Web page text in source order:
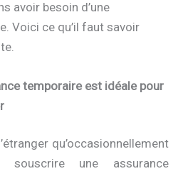
avoir besoin d’une
Voici ce qu’il faut savoir
temporaire est idéale pour
qu’occasionnellement
souscrire une assurance